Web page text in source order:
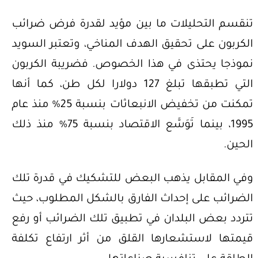
تنقسم التحليلات ما بين مؤيد لقدرة فرض ضرائب
الكربون على تحقيق الهدف المناخي، وتعتبر السويد
نموذجا يحتذى في هذا الخصوص. فضريبة الكربون
التي تطبقها تبلغ 127 دولارا لكل طن، كما أنها
تمكنت من تخفيض الانبعاثات بنسبة 25% منذ عام
1995، بينما تَوَسَّع الاقتصاد بنسبة 75% منذ ذلك
الحين.
وفي المقابل يذهب البعض للتشكيك في قدرة تلك
الضرائب على إحداث الفارق بالشكل المطلوب، حيث
تتردد بعض البلدان في تطبيق تلك الضرائب أو رفع
قيمتها لاستشعارها القلق من أثر ارتفاع تكلفة